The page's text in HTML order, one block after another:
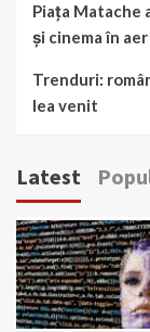
Piața Matache
și cinema în
Trenduri:
lea venit
Latest